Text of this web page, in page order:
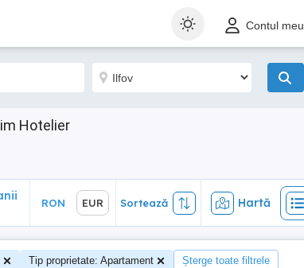
Contul meu
Hotelier
Hartă
RON EUR Sortează Hartă
Tip proprietate: Apartament Șterge toate filtrele